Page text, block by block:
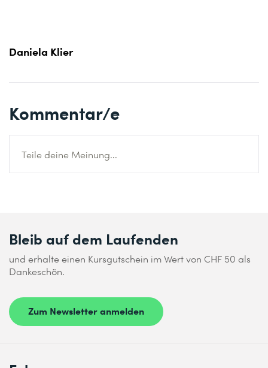
Daniela Klier
Kommentar/e
Teile deine Meinung...
Bleib auf dem Laufenden
und erhalte einen Kursgutschein im Wert von CHF 50 als
Dankeschön.
Zum Newsletter anmelden